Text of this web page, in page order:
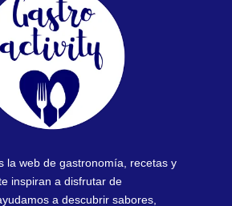
la web de gastronomía, recetas y
inspiran a disfrutar de
a descubrir sabores,